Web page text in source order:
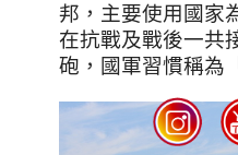
邦，主要使用國家
在抗戰及戰後一共
砲，國軍習慣稱為